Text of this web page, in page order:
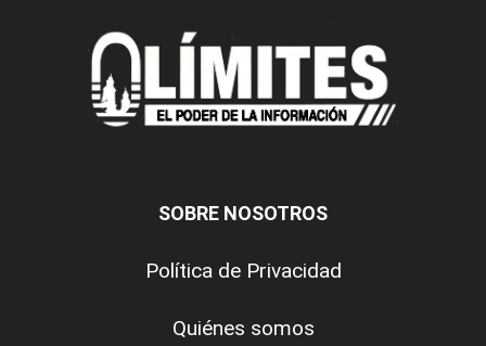
SOBRE NOSOTROS
Política de Privacidad
Quiénes somos